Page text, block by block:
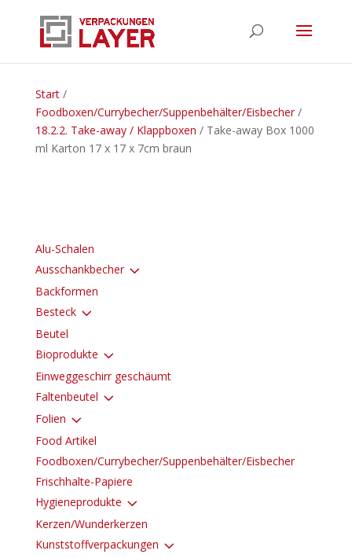
Start/
Foodboxen/Currybecher/Suppenbehälter/Eisbecher/
18.2.2. Take-away / Klappboxen / Take-away Box 1000
ml Karton 17 x 17 x 7cm braun
Alu-Schalen
Ausschankbecher3
Backformen
Besteck3
Beutel
Bioprodukte 3
Einweggeschirr geschäumt
Faltenbeutel 3
Folien 3
Food Artikel
Foodboxen/Currybecher/Suppenbehälter/Eisbecher
Frischhalte-Papiere
Hygieneprodukte 3
Kerzen/Wunderkerzen
Kunststoffverpackungen 3